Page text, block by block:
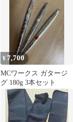
¥ 7,700
MCワークス ガタージ
グ 180g 3本セット